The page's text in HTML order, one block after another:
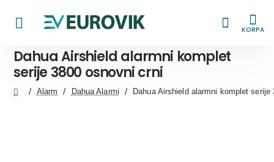
KORPA
Dahua Airshield alarmni komplet
serije 3800 osnovni crni
Alarm Dahua Alarmi Dahua Airshield alarmni komplet serije